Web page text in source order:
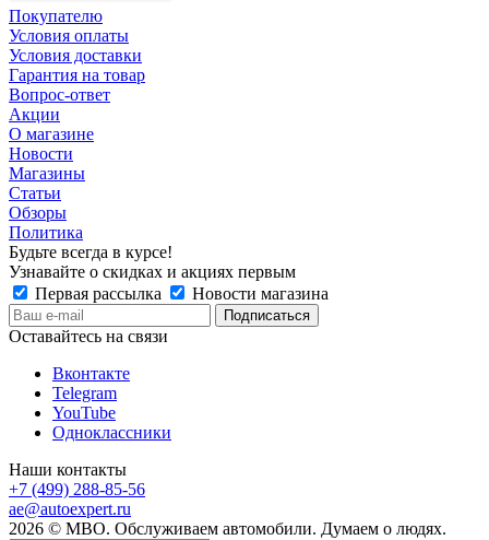
Покупателю
Условия оплаты
Условия доставки
Гарантия на товар
Вопрос-ответ
Акции
О магазине
Новости
Магазины
Статьи
Обзоры
Политика
Будьте всегда в курсе!
Узнавайте о скидках и акциях первым
Первая рассылка
Новости магазина
Оставайтесь на связи
Вконтакте
Telegram
YouTube
Одноклассники
Наши контакты
+7 (499) 288-85-56
ae@autoexpert.ru
2026 © МВО. Обслуживаем автомобили. Думаем о людях.